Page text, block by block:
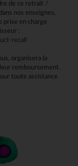
de ce retrait /
nos enseignes,
prise en charge
:
recall
organisera la
remboursement.
toute assistance